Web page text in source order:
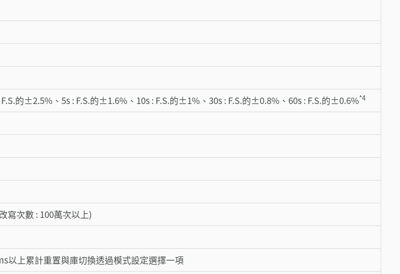
的±2.5%、5s : F.S.的±1.6%、10s : F.S.的±1%、30s : F.S.的±0.8%、60s : F.S.的±0.6%*4
寫次數 : 100萬次以上)
以上累計重置與庫切換透過模式設定選擇一項